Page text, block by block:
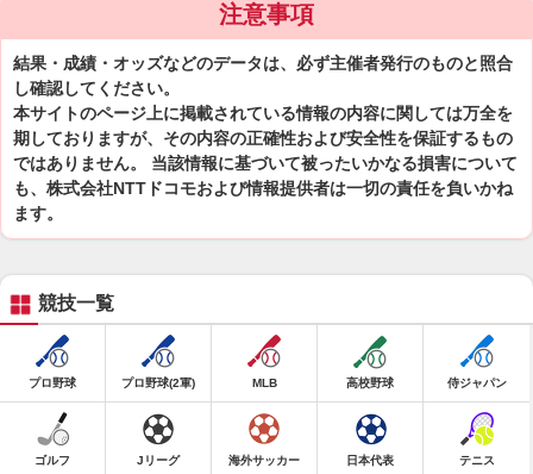
注意事項
結果・成績・オッズなどのデータは、必ず主催者発行のものと照合
し確認してください。
本サイトのページ上に掲載されている情報の内容に関しては万全を
期しておりますが、その内容の正確性および安全性を保証するもの
ではありません。 当該情報に基づいて被ったいかなる損害について
も、株式会社NTTドコモおよび情報提供者は一切の責任を負いかね
ます。
競技一覧
プロ野球 プロ野球(2軍) MLB 高校野球 侍ジャパン
ゴルフ Jリーグ 海外サッカー 日本代表 テニス